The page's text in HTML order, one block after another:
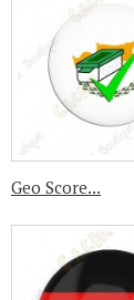
Geo Score...